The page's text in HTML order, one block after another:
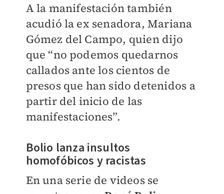
A la manifestación también
acudió la ex senadora, Mariana
Gómez del Campo, quien dijo
que “no podemos quedarnos
callados ante los cientos de
presos que han sido detenidos a
partir del inicio de las
manifestaciones”.
Bolio lanza insultos
homofóbicos y racistas
En una serie de videos se